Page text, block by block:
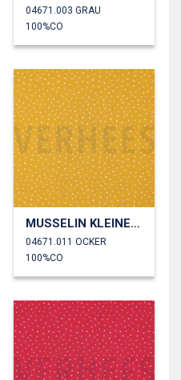
04671.003 GRAU
100%CO
MUSSELIN KLEINE PUNKTE
04671.011 OCKER
100%CO